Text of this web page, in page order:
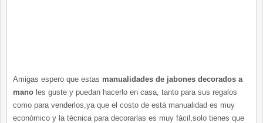
Amigas espero que estas manualidades de jabones decorados a
mano les guste y puedan hacerlo en casa, tanto para sus regalos
como para venderlos,ya que el costo de está manualidad es muy
económico y la técnica para decorarlas es muy fácil,solo tienes que